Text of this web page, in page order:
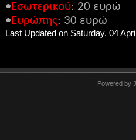
•Εσωτερικού: 20 ευρώ
•Ευρώπης: 30 ευρώ
Last Updated on Saturday, 04
Powered by